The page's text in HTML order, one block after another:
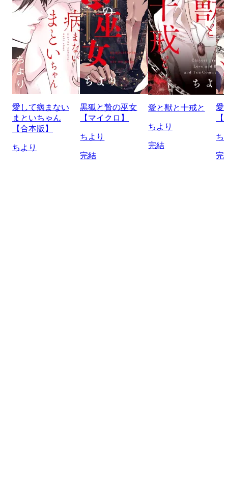
愛して病まない
まといちゃん
【合本版】
ちより
黒狐と贄の巫女
【マイクロ】
ちより
完結
愛と獣と十戒と
ちより
完結
愛
ち
完